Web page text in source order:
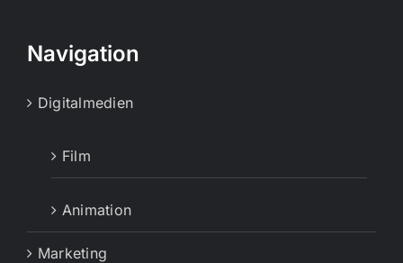
Navigation
Digitalmedien
Film
Animation
Marketing